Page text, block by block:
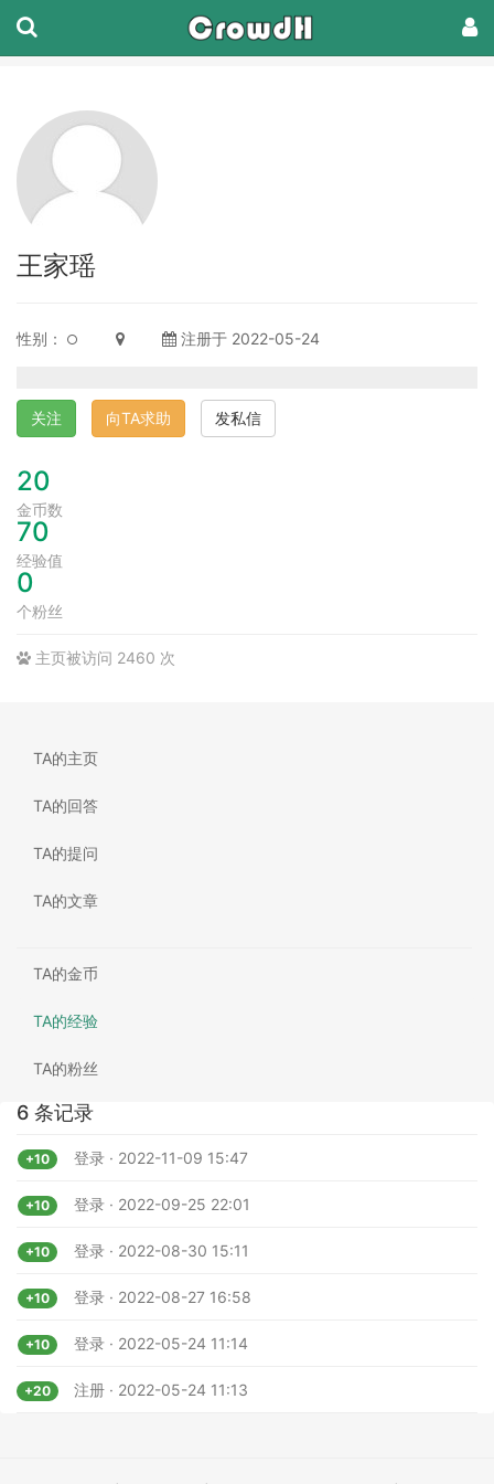
王家瑶
性别： 注册于 2022-05-24
关注 向TA求助 发私信
20
金币数
70
经验值
0
个粉丝
主页被访问 2460 次
TA的主页
TA的回答
TA的提问
TA的文章
TA的金币
TA的经验
TA的粉丝
6 条记录
+10 登录 · 2022-11-09 15:47
+10 登录 · 2022-09-25 22:01
+10 登录 · 2022-08-30 15:11
+10 登录 · 2022-08-27 16:58
+10 登录 · 2022-05-24 11:14
+20 注册 · 2022-05-24 11:13